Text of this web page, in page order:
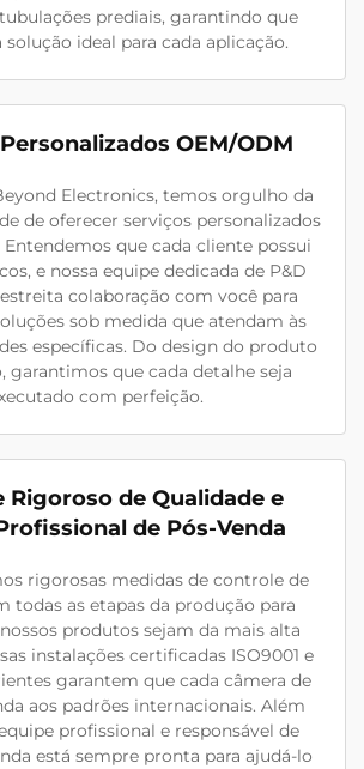
prediais, garantindo que
ideal para cada aplicação.
OEM/ODM
Electronics, temos orgulho da
de oferecer serviços personalizados
Entendemos que cada cliente possui
e nossa equipe dedicada de P&D
colaboração com você para
sob medida que atendam às
específicas. Do design do produto
garantimos que cada detalhe seja
com perfeição.
Rigoroso de Qualidade e
de Pós-Venda
rigorosas medidas de controle de
todas as etapas da produção para
produtos sejam da mais alta
instalações certificadas ISO9001 e
garantem que cada câmera de
aos padrões internacionais. Além
profissional e responsável de
está sempre pronta para ajudá-lo